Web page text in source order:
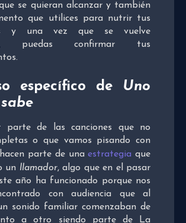
se quieran alcanzar y también
que utilices para nutrir tus
y una vez que se vuelve
puedas confirmar tus
específico de Uno
parte de las canciones que no
o que vamos pisando con
hacen parte de unaestrategia que
un llamador, algo que en el pasar
año ha funcionado porque nos
con audiencia que al
sonido familiar comenzaban de
a otro siendo parte de La